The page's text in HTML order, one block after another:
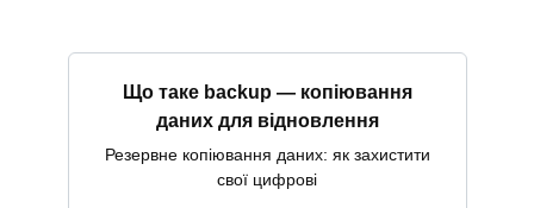
Що таке backup — копіювання
даних для відновлення
Резервне копіювання даних: як захистити
свої цифрові